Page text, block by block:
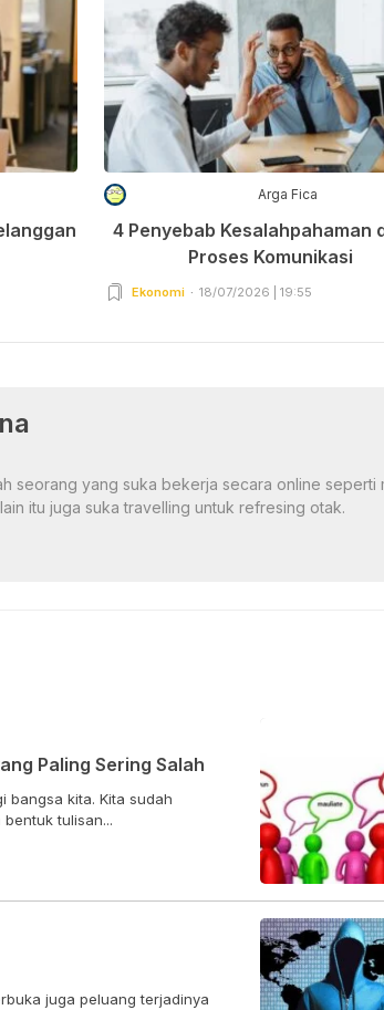
Arga Fica
4 Penyebab Kesalahpahaman
Proses Komunikasi
Ekonomi 18/07/2026 | 19:55
seorang yang suka bekerja secara online
itu juga suka travelling untuk refresing otak.
Paling Sering Salah
bangsa kita. Kita sudah
tulisan...
juga peluang terjadinya